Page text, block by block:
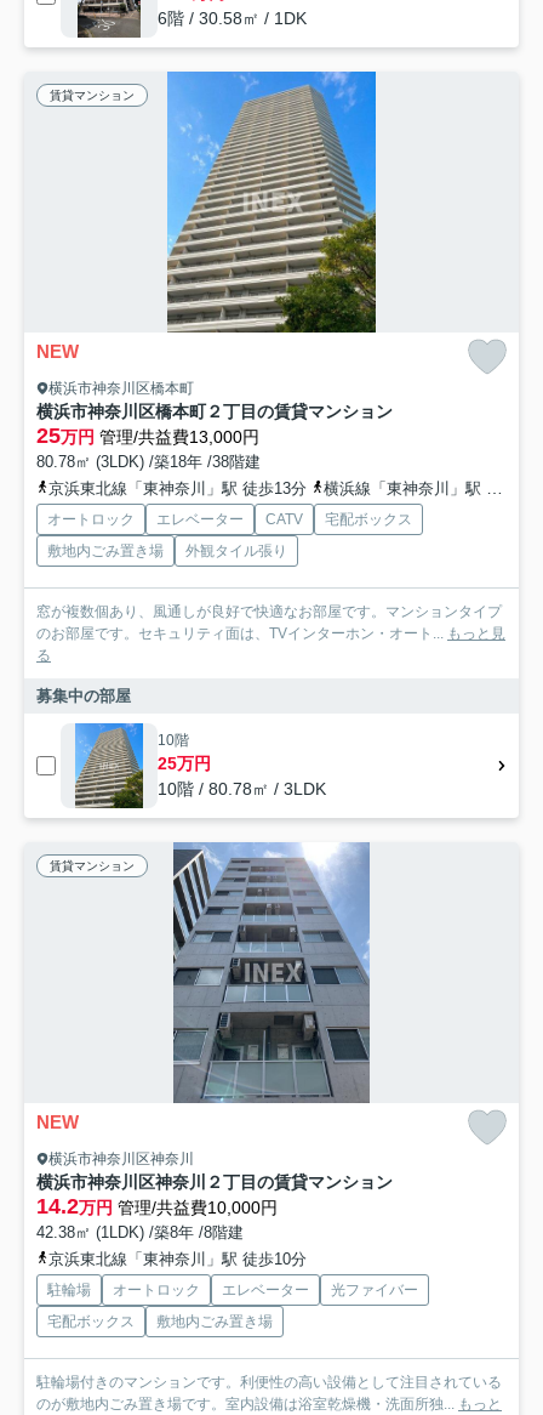
6階 / 30.58㎡ / 1DK
賃貸マンション
NEW
横浜市神奈川区橋本町
横浜市神奈川区橋本町２丁目の賃貸マンション
25万円 管理/共益費13,000円
80.78㎡ (3LDK) /築18年 /38階建
京浜東北線「東神奈川」駅 徒歩13分
横浜線「東神奈川」駅 徒歩13分
オートロック エレベーター CATV
宅配ボックス
敷地内ごみ置き場
外観タイル張り
窓が複数個あり、風通しが良好で快適なお部屋です。マンションタイプ
のお部屋です。セキュリティ面は、TVインターホン・オート... もっと見
る
募集中の部屋
10階
25万円
10階 / 80.78㎡ / 3LDK
賃貸マンション
NEW
横浜市神奈川区神奈川
横浜市神奈川区神奈川２丁目の賃貸マンション
14.2万円 管理/共益費10,000円
42.38㎡ (1LDK) /築8年 /8階建
京浜東北線「東神奈川」駅 徒歩10分
駐輪場 オートロック エレベーター
光ファイバー
宅配ボックス
敷地内ごみ置き場
駐輪場付きのマンションです。利便性の高い設備として注目されている
のが敷地内ごみ置き場です。室内設備は浴室乾燥機・洗面所独... もっと